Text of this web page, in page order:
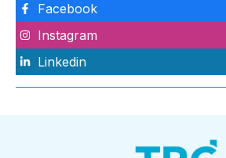
Facebook
Instagram
Linkedin